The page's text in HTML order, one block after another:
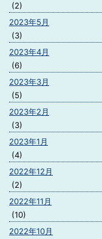
(2)
2023年5月
(3)
2023年4月
(6)
2023年3月
(5)
2023年2月
(3)
2023年1月
(4)
2022年12月
(2)
2022年11月
(10)
2022年10月